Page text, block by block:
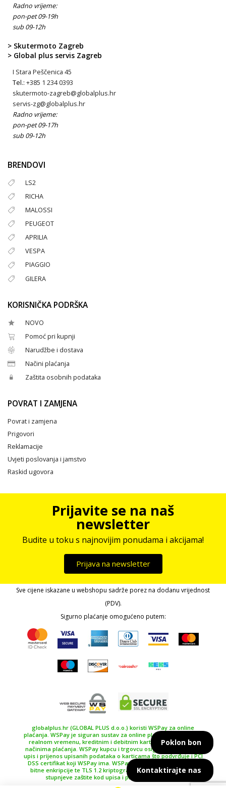
Radno vrijeme:
pon-pet 09-19h
sub 09-12h
> Skutermoto Zagreb
> Global plus servis Zagreb
I Stara Peščenica 45
Tel.: +385 1 234 0393
skutermoto-zagreb@globalplus.hr
servis-zg@globalplus.hr
Radno vrijeme:
pon-pet 09-17h
sub 09-12h
BRENDOVI
LS2
RICHA
MALOSSI
PEUGEOT
APRILIA
VESPA
PIAGGIO
GILERA
KORISNIČKA PODRŠKA
NOVO
Pomoć pri kupnji
Narudžbe i dostava
Načini plaćanja
Zaštita osobnih podataka
POVRAT I ZAMJENA
Povrat i zamjena
Prigovori
Reklamacije
Uvjeti poslovanja i jamstvo
Raskid ugovora
Prijavite se na naš
newsletter
Budite u toku s najnovijim ponudama i akcijama!
Prijava na newsletter
Sve cijene iskazane u webshopu sadrže porez na dodanu vrijednost
(PDV).
Sigurno plaćanje omogućeno putem:
globalplus.hr (GLOBAL PLUS d.o.o.) koristi WSPay za online
plaćanja. WSPay je siguran sustav za online plaćanje, plaćanje u
realnom vremenu, kreditnim i debitnim karticama te drugim
načinima plaćanja. WSPay kupcu i trgovcu osiguravaju siguran
upis i prijenos upisanih podataka o karticama što podvrđuje i PCI
DSS certifikat koji WSPay ima. WSPay koristi SSL certifikat 256
bitne enkripcije te TLS 1.2 kriptografski protokol kao najviše
stupnjeve zaštite kod upisa i prijenosa podataka.
Kontaktirajte nas
Poklon bon